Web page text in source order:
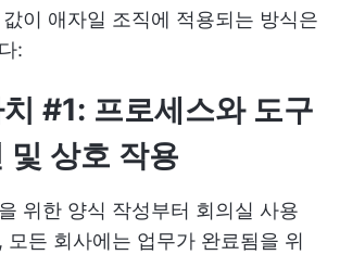
이 애자일 조직에 적용되는 방식은
:
#1: 프로세스와 도구
및 상호 작용
위한 양식 작성부터 회의실 사용
모든 회사에는 업무가 완료됨을 위